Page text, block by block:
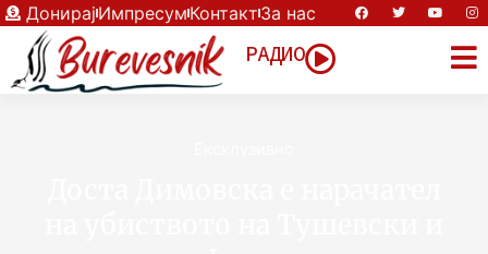
ДонирајИмпресумКонтактЗа нас
РАДИО